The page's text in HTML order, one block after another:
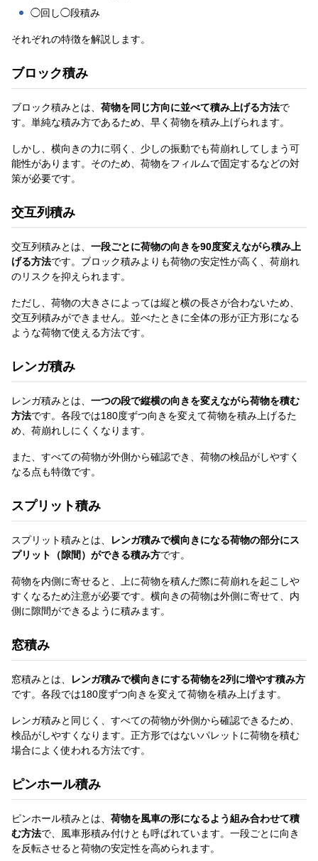
◯回し◯段積み
それぞれの特徴を解説します。
ブロック積み
ブロック積みとは、 荷物を同じ方向に並べて積み上げる方法で
す。単純な積み方であるため、早く荷物を積み上げられます。
しかし、横向きの力に弱く、少しの振動でも荷崩れしてしまう可
能性があります。そのため、荷物をフィルムで固定するなどの対
策が必要です。
交互列積み
交互列積みとは、 一段ごとに荷物の向きを90度変えながら積み上
げる方法です。ブロック積みよりも荷物の安定性が高く、荷崩れ
のリスクを抑えられます。
ただし、荷物の大きさによっては縦と横の長さが合わないため、
交互列積みができません。並べたときに全体の形が正方形になる
ような荷物で使える方法です。
レンガ積み
レンガ積みとは、 一つの段で縦横の向きを変えながら荷物を積む
方法です。各段では180度ずつ向きを変えて荷物を積み上げるた
め、荷崩れしにくくなります。
また、すべての荷物が外側から確認でき、荷物の検品がしやすく
なる点も特徴です。
スプリット積み
スプリット積みとは、
レンガ積みで横向きになる荷物の部分にス
プリット（隙間）ができる積み方です。
荷物を内側に寄せると、上に荷物を積んだ際に荷崩れを起こしや
すくなるため注意が必要です。横向きの荷物は外側に寄せて、内
側に隙間ができるように積みます。
窓積み
窓積みとは、
レンガ積みで横向きにする荷物を2列に増やす積み方
です。各段では180度ずつ向きを変えて荷物を積み上げます。
レンガ積みと同じく、すべての荷物が外側から確認できるため、
検品がしやすくなります。正方形ではないパレットに荷物を積む
場合によく使われる方法です。
ピンホール積み
ピンホール積みとは、 荷物を風車の形になるよう組み合わせて積
む方法で、風車形積み付けとも呼ばれています。一段ごとに向き
を反転させると荷物の安定性を高められます。